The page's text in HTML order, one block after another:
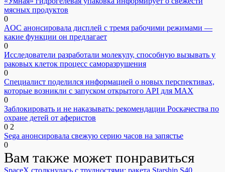
мясных продуктов
0
AOC анонсировала дисплей с тремя рабочими режимами —
какие функции он предлагает
0
Исследователи разработали молекулу, способную вызывать у
раковых клеток процесс саморазрушения
0
Специалист поделился информацией о новых перспективах,
которые возникли с запуском открытого API для МАХ
0
Заблокировать и не наказывать: рекомендации Роскачества по
охране детей от аферистов
0 2
Sega анонсировала свежую серию часов на запястье
0
Вам также может понравиться
SpaceX столкнулась с трудностями: ракета Starship S40